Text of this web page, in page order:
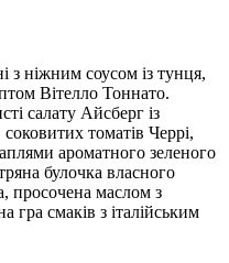
з ніжним соусом із тунця,
Вітелло Тоннато.
салату Айсберг із
томатів Черрі,
ароматного зеленого
булочка власного
просочена маслом з
смаків з італійським